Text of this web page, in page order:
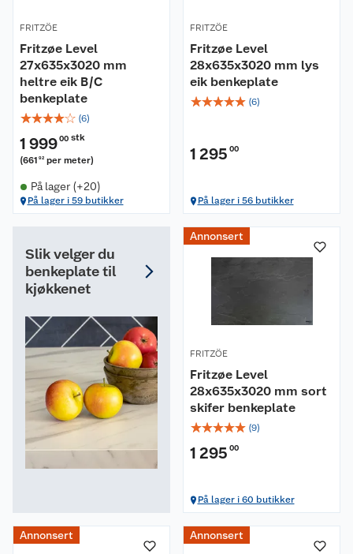
FRITZÖE
Fritzøe Level
27x635x3020 mm
heltre eik B/C
benkeplate
☆☆☆☆☆ (6)
1 99900 stk
(661 92 per meter)
På lager (+20)
På lager i 59 butikker
FRITZÖE
Fritzøe Level
28x635x3020 mm lys
eik benkeplate
☆☆☆☆☆ (6)
1 295 00
På lager i 56 butikker
Slik velger du
benkeplate til
kjøkkenet
Annonsert
FRITZÖE
Fritzøe Level
28x635x3020 mm sort
skifer benkeplate
☆☆☆☆☆ (9)
1 295 00
På lager i 60 butikker
Annonsert Annonsert